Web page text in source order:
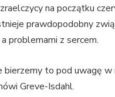
na początku
prawdopodobny
problemami z sercem.
bierzemy to pod uwagę w
Greve-Isdahl.